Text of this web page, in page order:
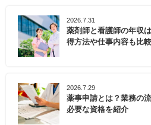
2026.7.31
薬剤師と看護師の年収
得方法や仕事内容も比較
2026.7.29
薬事申請とは？業務の
必要な資格を紹介